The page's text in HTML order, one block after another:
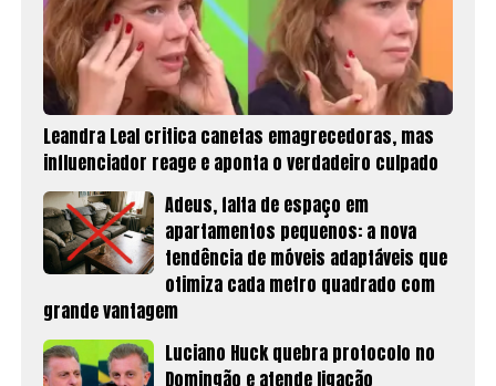
Leandra Leal critica canetas emagrecedoras, mas
influenciador reage e aponta o verdadeiro culpado
Adeus, falta de espaço em
apartamentos pequenos: a nova
tendência de móveis adaptáveis que
otimiza cada metro quadrado com
grande vantagem
Luciano Huck quebra protocolo no
Domingão e atende ligação